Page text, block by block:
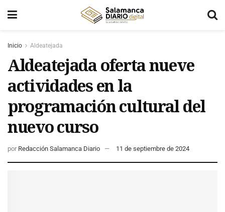
Inicio Aldeatejada
Aldeatejada oferta nueve
actividades en la
programación cultural del
nuevo curso
por Redacción Salamanca Diario 11 de septiembre de 2024